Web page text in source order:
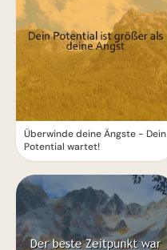
Überwinde deine Ängste - Dein
Potential wartet!